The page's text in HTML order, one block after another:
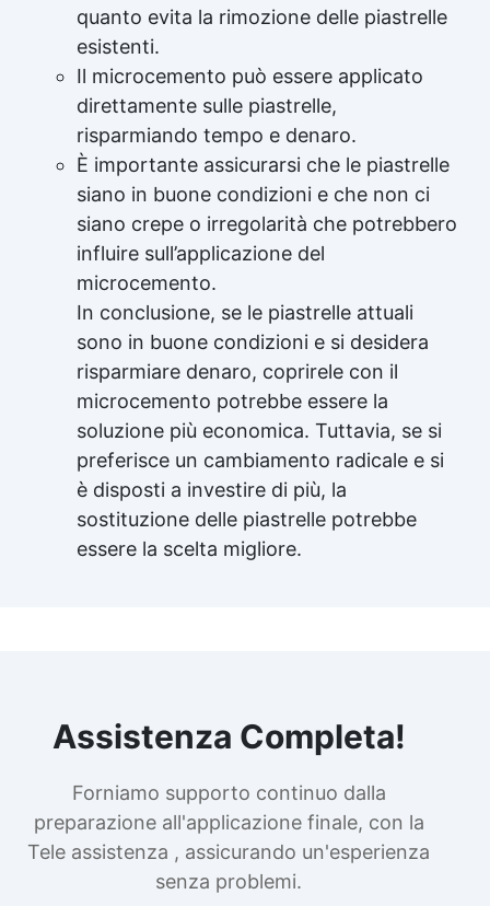
quanto evita la rimozione delle piastrelle
esistenti.
Il microcemento può essere applicato
direttamente sulle piastrelle,
risparmiando tempo e denaro.
È importante assicurarsi che le piastrelle
siano in buone condizioni e che non ci
siano crepe o irregolarità che potrebbero
influire sull’applicazione del
microcemento.
In conclusione, se le piastrelle attuali
sono in buone condizioni e si desidera
risparmiare denaro, coprirele con il
microcemento potrebbe essere la
soluzione più economica. Tuttavia, se si
preferisce un cambiamento radicale e si
è disposti a investire di più, la
sostituzione delle piastrelle potrebbe
essere la scelta migliore.
Assistenza Completa!
Forniamo supporto continuo dalla
preparazione all'applicazione finale, con la
Tele assistenza , assicurando un'esperienza
senza problemi.